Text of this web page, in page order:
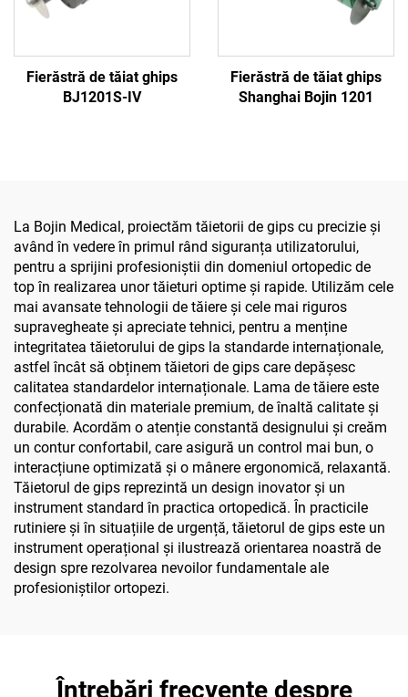
Fierăstră de tăiat ghips
BJ1201S-IV
Fierăstră de tăiat ghips
Shanghai Bojin 1201
La Bojin Medical, proiectăm tăietorii de gips cu precizie și
având în vedere în primul rând siguranța utilizatorului,
pentru a sprijini profesioniștii din domeniul ortopedic de
top în realizarea unor tăieturi optime și rapide. Utilizăm cele
mai avansate tehnologii de tăiere și cele mai riguros
supravegheate și apreciate tehnici, pentru a menține
integritatea tăietorului de gips la standarde internaționale,
astfel încât să obținem tăietori de gips care depășesc
calitatea standardelor internaționale. Lama de tăiere este
confecționată din materiale premium, de înaltă calitate și
durabile. Acordăm o atenție constantă designului și creăm
un contur confortabil, care asigură un control mai bun, o
interacțiune optimizată și o mânere ergonomică, relaxantă.
Tăietorul de gips reprezintă un design inovator și un
instrument standard în practica ortopedică. În practicile
rutiniere și în situațiile de urgență, tăietorul de gips este un
instrument operațional și ilustrează orientarea noastră de
design spre rezolvarea nevoilor fundamentale ale
profesioniștilor ortopezi.
Întrebări frecvente despre